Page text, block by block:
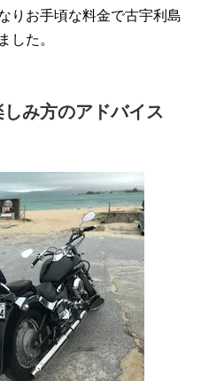
りお手頃な料金で古宇利島
した。
み方のアドバイス